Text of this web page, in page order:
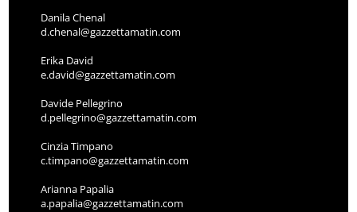
Danila Chenal
d.chenal@gazzettamatin.com
Erika David
e.david@gazzettamatin.com
Davide Pellegrino
d.pellegrino@gazzettamatin.com
Cinzia Timpano
c.timpano@gazzettamatin.com
Arianna Papalia
a.papalia@gazzettamatin.com